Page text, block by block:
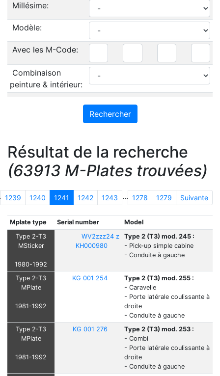
Millésime:
Modèle:
Avec les M-Code:
Combinaison
peinture & intérieur:
Résultat de la recherche
(63913 M-Plates trouvées)
1239 1240 1241 1242 1243 ... 1278 1279 Suivante
Mplate type Serial number
Model
Type 2-T3
MSticker
1980-1992
WV2zzz24 z
KH000980
Type 2 (T3) mod. 245 :
- Pick-up simple cabine
- Conduite à gauche
Type 2-T3
MPlate
1981-1992
KG 001 254
Type 2 (T3) mod. 255 :
- Caravelle
- Porte latérale coulissante à
droite
- Conduite à gauche
Type 2-T3
MPlate
1981-1992
KG 001 276
Type 2 (T3) mod. 253 :
- Combi
- Porte latérale coulissante à
droite
- Conduite à gauche